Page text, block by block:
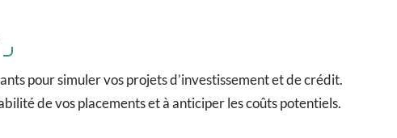
pour simuler vos projets d’investissement et de crédit.
de vos placements et à anticiper les coûts potentiels.